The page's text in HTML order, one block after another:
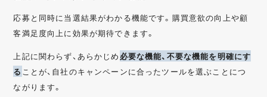
応募と同時に当選結果がわかる機能です。購買意欲の向上や顧
客満足度向上に効果が期待できます。
上記に関わらず、あらかじめ 必要な機能、不要な機能を明確にす
る ことが、自社のキャンペーンに合ったツールを選ぶことにつ
ながります。